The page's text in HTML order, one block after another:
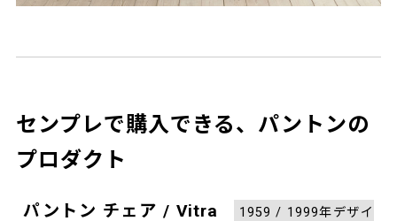
センプレで購入できる、パントンの
プロダクト
パントン チェア / Vitra
1959 / 1999年デザイ